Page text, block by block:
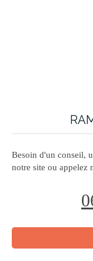
Besoin d'un conseil,
notre site ou appelez